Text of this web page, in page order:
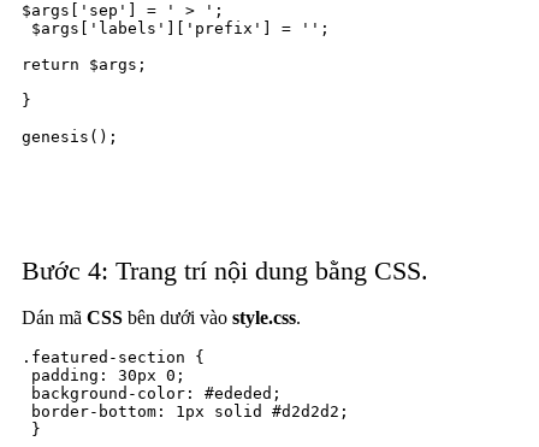
$args['sep'] = ' > ';
$args['labels']['prefix'] = '';
return $args;
}
genesis();
Bước 4: Trang trí nội dung bằng CSS.
Dán mã CSS bên dưới vào style.css.
.featured-section {
padding: 30px 0;
background-color: #ededed;
border-bottom: 1px solid #d2d2d2;
}